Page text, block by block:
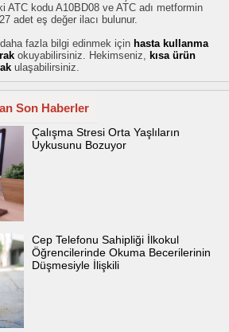
ATC kodu A10BD08 ve ATC adı metformin
adet eş değer ilacı bulunur.
fazla bilgi edinmek için hasta kullanma
okuyabilirsiniz. Hekimseniz, kısa ürün
ulaşabilirsiniz.
Son Haberler
Çalışma Stresi Orta Yaşlıların
Uykusunu Bozuyor
Cep Telefonu Sahipliği İlkokul
Öğrencilerinde Okuma Becerilerinin
Düşmesiyle İlişkili